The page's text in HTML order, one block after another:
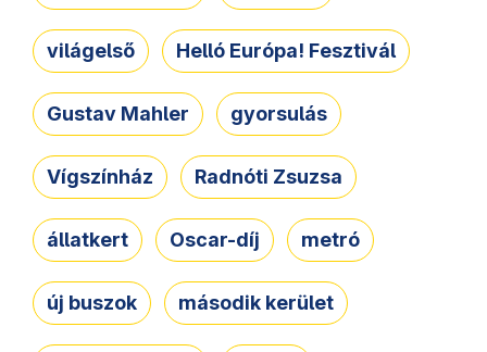
világelső Helló Európa! Fesztivál
Gustav Mahler gyorsulás
Vígszínház Radnóti Zsuzsa
állatkert Oscar-díj metró
új buszok második kerület